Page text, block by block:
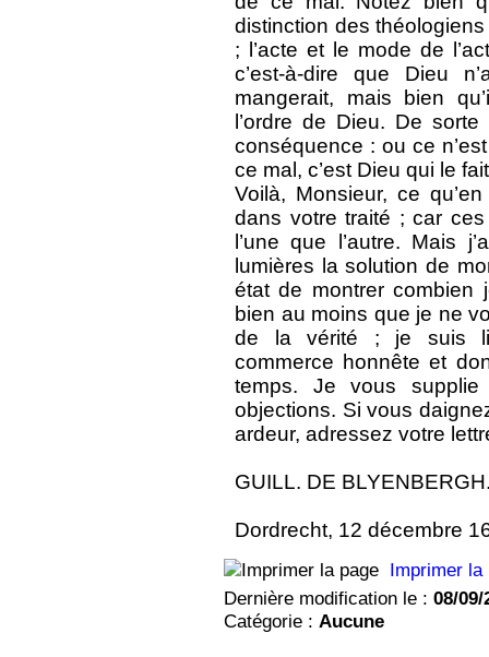
distinction des théologiens
; l’acte et le mode de
c’est-à-dire que Dieu
mangerait, mais bien
l’ordre de Dieu. De
conséquence : ou ce
ce mal, c’est Dieu qui le
Voilà, Monsieur, ce
dans votre traité ; car ces
l’une que l’autre. Mais
lumières la solution de
état de montrer combien
bien au moins que je ne
de la vérité ; je suis
commerce honnête et
temps. Je vous supplie
objections. Si vous
ardeur, adressez votre
GUILL. DE
Dordrecht, 12 décembre
Imprimer la
Dernière modification le : 08/09/
Catégorie : Aucune